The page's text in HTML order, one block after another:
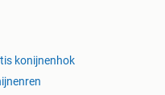
konijnenhok